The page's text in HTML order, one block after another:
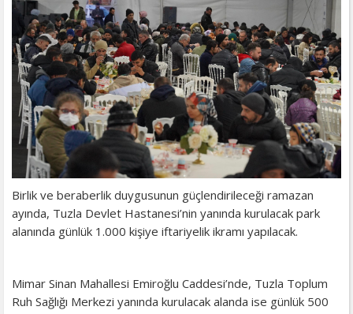
Birlik ve beraberlik duygusunun güçlendirileceği ramazan
ayında, Tuzla Devlet Hastanesi’nin yanında kurulacak park
alanında günlük 1.000 kişiye iftariyelik ikramı yapılacak.
Mimar Sinan Mahallesi Emiroğlu Caddesi’nde, Tuzla Toplum
Ruh Sağlığı Merkezi yanında kurulacak alanda ise günlük 500